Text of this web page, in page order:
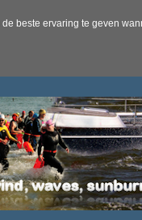
beste ervaring te geven